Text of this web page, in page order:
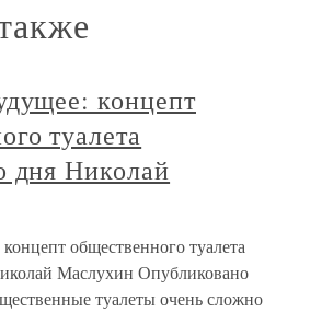
концепт
туалета
дня Николай
общественного туалета
Маслухин Опубликовано
туалеты очень сложно